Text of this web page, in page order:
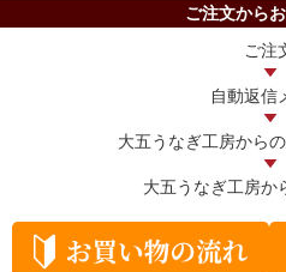
ご注文から
ご注
自動返信
大五うなぎ工房からの
大五うなぎ工房か